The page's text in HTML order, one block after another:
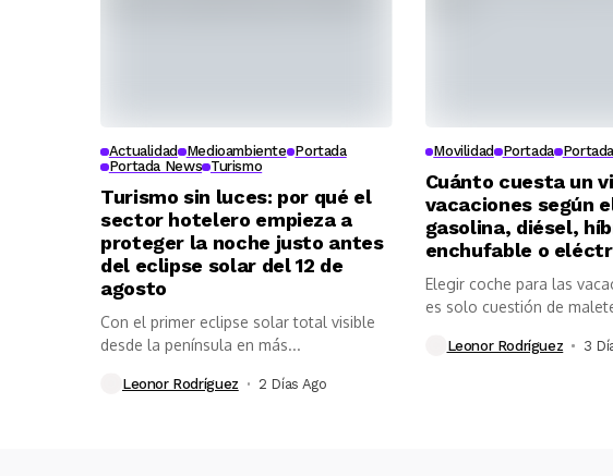
Actualidad Medioambiente Portada
Portada News Turismo
Turismo sin luces: por qué el
sector hotelero empieza a
proteger la noche justo antes
del eclipse solar del 12 de
agosto
Con el primer eclipse solar total visible
desde la península en más...
Leonor Rodríguez 2 Días Ago
Movilidad Portada
Cuánto cuesta un
vacaciones según
gasolina, diésel,
enchufable o
Elegir coche para las
es solo cuestión de
Leonor Rodríguez 3